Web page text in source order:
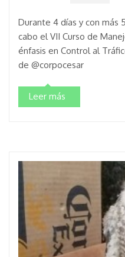
Durante 4 días y con más
cabo el VII Curso de
énfasis en Control al
de @corpocesar
Leer más